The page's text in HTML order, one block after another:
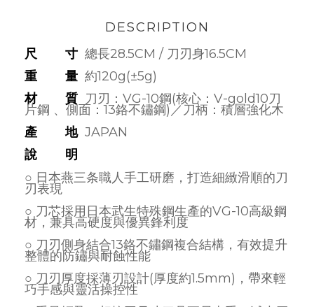
DESCRIPTION
尺 寸 總長28.5CM / 刀刃身16.5CM
重 量 約120g(±5g)
材 質 刀刃：VG-10鋼(核心：V-gold10刀
片鋼 、側面：13鉻不鏽鋼)／刀柄：積層強化木
產 地 JAPAN
說 明
○ 日本燕三条職人手工研磨，打造細緻滑順的刀
刃表現
○ 刀芯採用日本武生特殊鋼生產的VG-10高級鋼
材，兼具高硬度與優異鋒利度
○ 刀刃側身結合13鉻不鏽鋼複合結構，有效提升
整體的防鏽與耐蝕性能
○ 刀刃厚度採薄刃設計(厚度約1.5mm)，帶來輕
巧手感與靈活操控性